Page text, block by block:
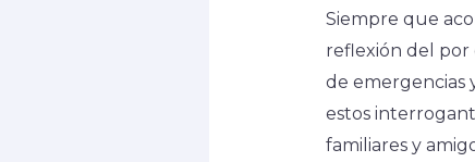
Siempre que
reflexión del por
de emergencias
estos
familiares y